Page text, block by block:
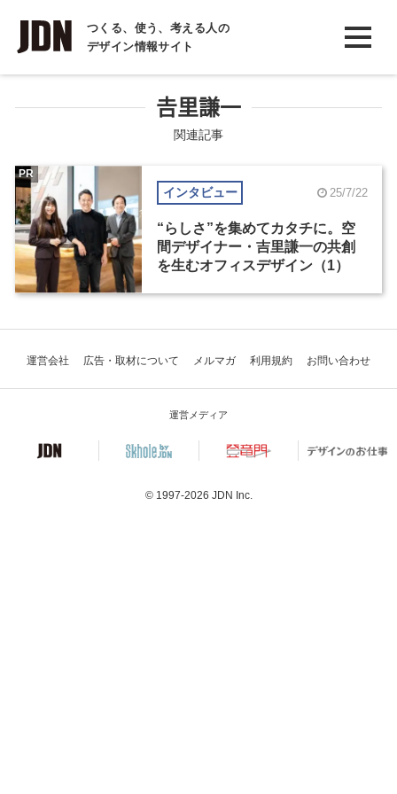
つくる、使う、考える人の
デザイン情報サイト
INTERVIEW
インタビュー
COLUMN
コラム
𠮷里謙一
関連記事
インタビュー 25/7/22
“らしさ”を集めてカタチに。空
間デザイナー・吉里謙一の共創
を生むオフィスデザイン（1）
PR
運営会社 広告・取材について メルマガ 利用規約 お問い合わせ
運営メディア
© 1997-2026 JDN Inc.